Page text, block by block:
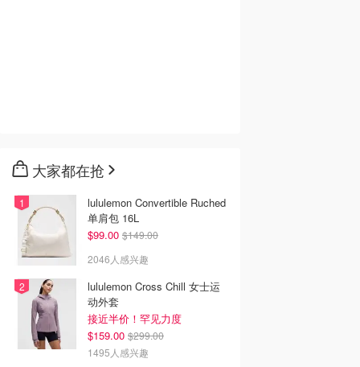
大家都在抢
lululemon Convertible Ruched
单肩包 16L
$99.00 $149.00
2046人感兴趣
lululemon Cross Chill 女士运
动外套
接近半价！罕见力度
$159.00 $299.00
1495人感兴趣